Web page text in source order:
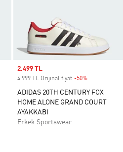
Sale price
2.499 TL
4.999 TL Orijinal fiyat -50%
ADIDAS 20TH CENTURY FOX
HOME ALONE GRAND COURT
AYAKKABI
Erkek Sportswear